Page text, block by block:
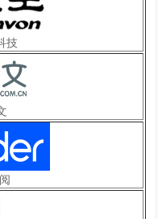
技